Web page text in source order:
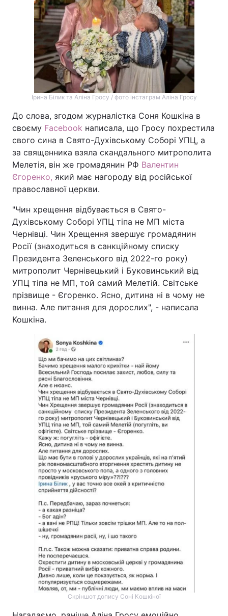
Ірина Білик та Аліна Гросу / фото інстаграм Аліна Гросу
До слова, згодом журналістка Соня Кошкіна в
своєму Facebook написала, що Гросу похрестила
свого сина в Свято-Духівському Соборі УПЦ, а
за священника взяла скандального митрополита
Мелетія, він же громадянин РФ Валентин
Єгоренко, який має нагороду від російської
православної церкви.
"Чин хрещення відбувається в Свято-
Духівському Соборі УПЦ тіпа не МП міста
Чернівці. Чин Хрещення звершує громадянин
Росії (знаходиться в санкційному списку
Президента Зеленського від 2022-го року)
митрополит Чернівецький і Буковинський від
УПЦ тіпа не МП, той самий Мелетій. Світське
прізвище - Єгоренко. Ясно, дитина ні в чому не
винна. Але питання для дорослих", - написала
Кошкіна.
Скріншот допису Соні Кошкіної